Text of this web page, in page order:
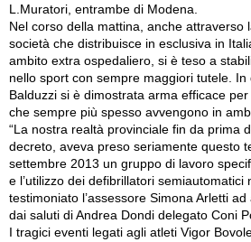
L.Muratori, entrambe di Modena.
Nel corso della mattina, anche attraverso
società che distribuisce in esclusiva in
ambito extra ospedaliero, si è teso a
nello sport con sempre maggiori tutele. In
Balduzzi si è dimostrata arma efficace
che sempre più spesso avvengono in
“La nostra realtà provinciale fin da prima
decreto, aveva preso seriamente questo
settembre 2013 un gruppo di lavoro
e l’utilizzo dei defibrillatori semiautomatici
testimoniato l’assessore Simona Arletti
dai saluti di Andrea Dondi delegato Coni
I tragici eventi legati agli atleti Vigor